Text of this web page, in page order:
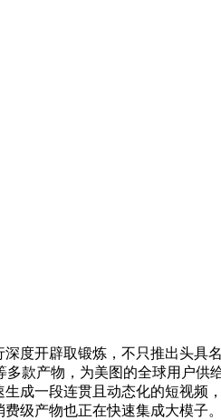
度开辟取锻炼，不只推出头具
款产物，为美图的全球用户供
成一段连贯且动态化的短视频
级产物也正在快速集成大模子